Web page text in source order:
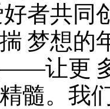
者共同
梦想的
——让更
髓。我